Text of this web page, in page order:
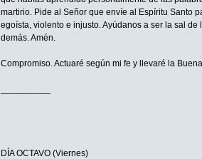
martirio. Pide al Señor que envíe al Espíritu Santo
egoísta, violento e injusto. Ayúdanos a ser la sal
demás. Amén.
Compromiso. Actuaré según mi fe y llevaré la
DÍA OCTAVO (Viernes)